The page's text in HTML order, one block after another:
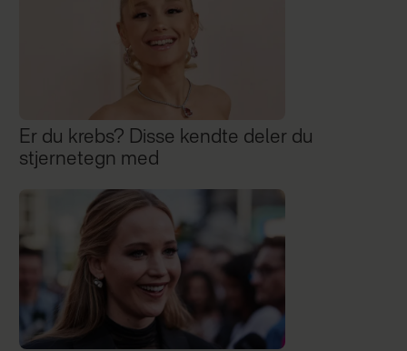
Er du krebs? Disse kendte deler du
stjernetegn med